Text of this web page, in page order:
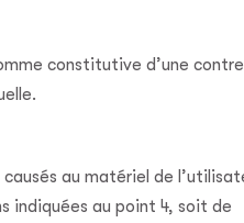
constitutive d’une
au matériel de
indiquées au point 4, soit de